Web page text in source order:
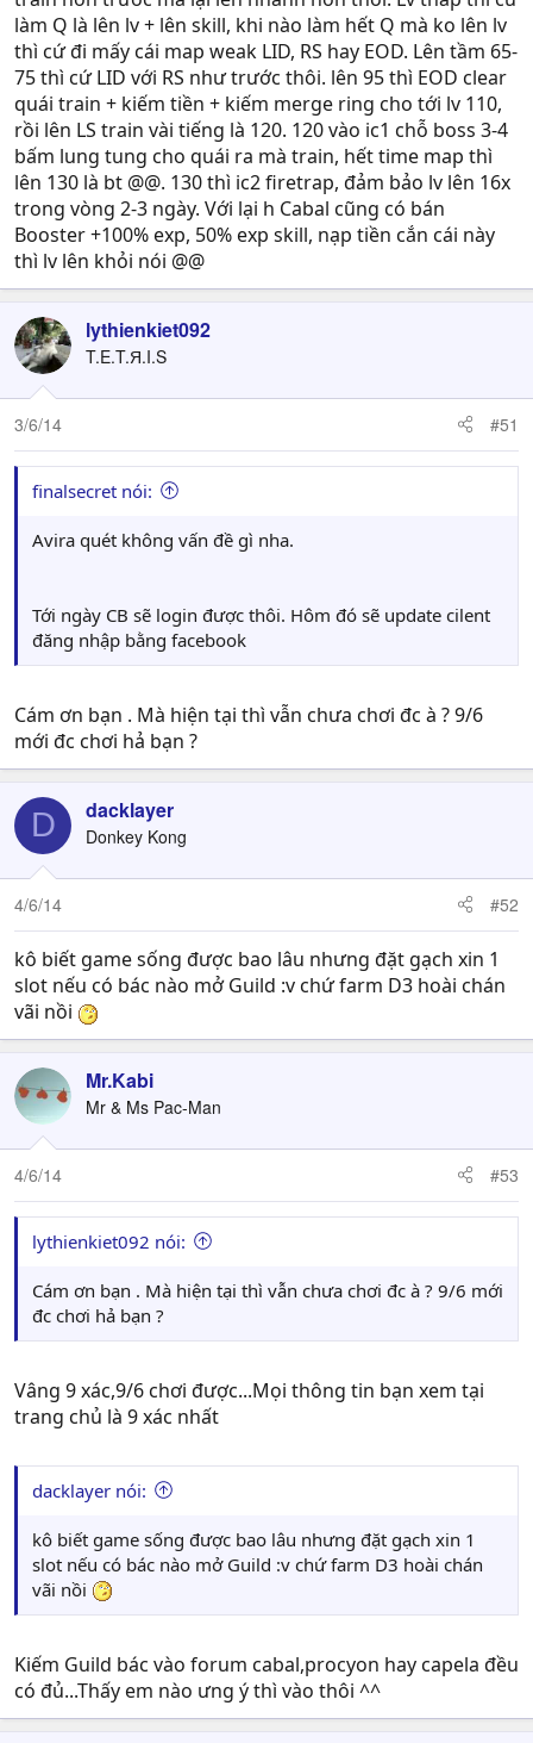
làm Q là lên lv + lên skill, khi nào làm hết Q mà ko lên lv
thì cứ đi mấy cái map weak LID, RS hay EOD. Lên tầm 65-
75 thì cứ LID với RS như trước thôi. lên 95 thì EOD clear
quái train + kiếm tiền + kiếm merge ring cho tới lv 110,
rồi lên LS train vài tiếng là 120. 120 vào ic1 chỗ boss 3-4
bấm lung tung cho quái ra mà train, hết time map thì
lên 130 là bt @@. 130 thì ic2 firetrap, đảm bảo lv lên 16x
trong vòng 2-3 ngày. Với lại h Cabal cũng có bán
Booster +100% exp, 50% exp skill, nạp tiền cắn cái này
thì lv lên khỏi nói @@
lythienkiet092
T.E.T.Я.I.S
3/6/14 #51
finalsecret nói:
Avira quét không vấn đề gì nha.
Tới ngày CB sẽ login được thôi. Hôm đó sẽ update cilent
đăng nhập bằng facebook
Cám ơn bạn . Mà hiện tại thì vẫn chưa chơi đc à ? 9/6
mới đc chơi hả bạn ?
D dacklayer
Donkey Kong
4/6/14 #52
kô biết game sống được bao lâu nhưng đặt gạch xin 1
slot nếu có bác nào mở Guild :v chứ farm D3 hoài chán
vãi nồi
Mr.Kabi
Mr & Ms Pac-Man
4/6/14 #53
lythienkiet092 nói:
Cám ơn bạn . Mà hiện tại thì vẫn chưa chơi đc à ? 9/6 mới
đc chơi hả bạn ?
Vâng 9 xác,9/6 chơi được...Mọi thông tin bạn xem tại
trang chủ là 9 xác nhất
dacklayer nói:
kô biết game sống được bao lâu nhưng đặt gạch xin 1
slot nếu có bác nào mở Guild :v chứ farm D3 hoài chán
vãi nồi
Kiếm Guild bác vào forum cabal,procyon hay capela đều
có đủ...Thấy em nào ưng ý thì vào thôi ^^